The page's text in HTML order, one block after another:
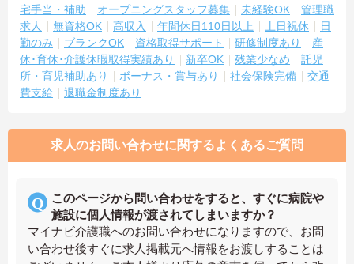
宅手当・補助
オープニングスタッフ募集 未経験OK
管理職
求人
無資格OK 高収入 年間休日110日以上 土日祝休
日
勤のみ
ブランクOK 資格取得サポート 研修制度あり
産
休･育休･介護休暇取得実績あり
新卒OK 残業少なめ
託児
所・育児補助あり
ボーナス・賞与あり 社会保険完備
交通
費支給
退職金制度あり
求人のお問い合わせに関するよくあるご質問
このページから問い合わせをすると、すぐに病院や
施設に個人情報が渡されてしまいますか？
マイナビ介護職へのお問い合わせになりますので、お問
い合わせ後すぐに求人掲載元へ情報をお渡しすることは